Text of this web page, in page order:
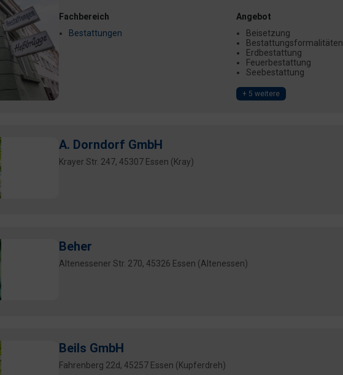
Fachbereich
Bestattungen
Angebot
Beisetzung
Bestattungsformalitäten
Erdbestattung
Feuerbestattung
Seebestattung
+ 5 weitere
A. Dorndorf GmbH
Krayer Str. 247, 45307 Essen (Kray)
Beher
Altenessener Str. 270, 45326 Essen (Altenessen)
Beils GmbH
Fahrenberg 22d, 45257 Essen (Kupferdreh)